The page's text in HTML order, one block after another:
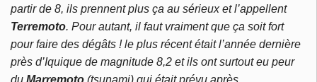
partir de 8, ils prennent plus ça au sérieux et l’appellent
Terremoto. Pour autant, il faut vraiment que ça soit fort
pour faire des dégâts ! le plus récent était l’année dernière
près d’Iquique de magnitude 8,2 et ils ont surtout eu peur